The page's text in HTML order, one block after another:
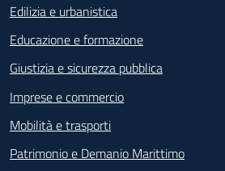
Edilizia e urbanistica
Educazione e formazione
Giustizia e sicurezza pubblica
Imprese e commercio
Mobilità e trasporti
Patrimonio e Demanio Marittimo